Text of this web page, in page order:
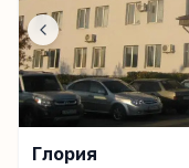
Глория